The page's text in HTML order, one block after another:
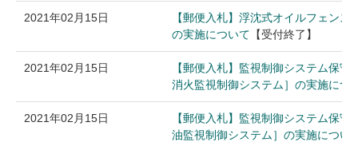
2021年02月15日
【郵便入札】浮沈式オイルフェン
の実施について 【受付終了】
2021年02月15日
【郵便入札】監視制御システム保
消火監視制御システム］の実施につ
2021年02月15日
【郵便入札】監視制御システム保
油監視制御システム］の実施につい